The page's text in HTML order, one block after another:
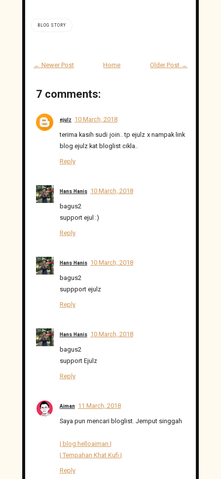
BLOG STORY
← Newer Post Older Post →
Home
7 comments:
ejulz 10 March, 2018
terima kasih sudi join.. tp ejulz x nampak link
blog ejulz kat bloglist cikla..
Reply
Hans Hanis 10 March, 2018
bagus2
support ejul :)
Reply
Hans Hanis 10 March, 2018
bagus2
suppport ejulz
Reply
Hans Hanis 10 March, 2018
bagus2
support Ejulz
Reply
Aiman 11 March, 2018
Saya pun mencari bloglist. Jemput singgah
| blog helloaiman |
| Tempahan Khat Kufi |
Reply